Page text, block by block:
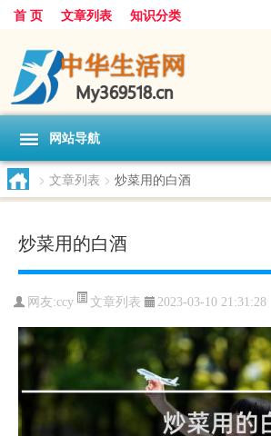
首 页 文章列表 知识分类
网站导航
> 文章列表 > 炒菜用的白酒
炒菜用的白酒
网友:ccy 文章列表 2023-03-10 21:31:28